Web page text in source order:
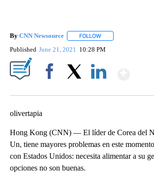
By CNN Newsource FOLLOW
Published June 21, 2021 10:28 PM
olivertapia
Hong Kong (CNN) — El líder de Corea del
Un, tiene mayores problemas en este
con Estados Unidos: necesita alimentar a su
opciones no son buenas.